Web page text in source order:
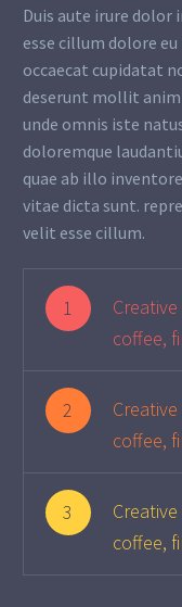
Duis aute irure
esse cillum dolore
occaecat cupidatat
deserunt mollit anim
unde omnis iste
doloremque
quae ab illo
vitae dicta sunt.
velit esse cillum.
1
coffee,
2
coffee,
3
coffee,